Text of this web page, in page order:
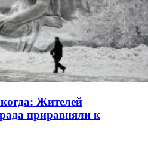
Жителей
приравняли к